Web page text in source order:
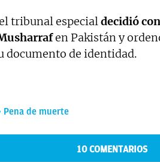
tribunal especialdecidió
en Pakistán y
documento de identidad.
Pena de muerte
10COMENTARIOS